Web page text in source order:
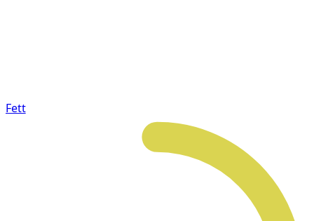
Fett